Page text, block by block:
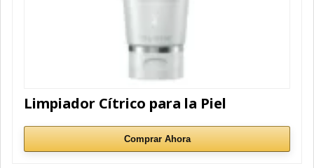
Limpiador Cítrico para la Piel
Comprar Ahora